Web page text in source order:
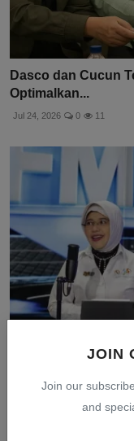
JOIN
Join our
and
Dasco dan Cucun
Optimalkan...
Jul 24, 2026 0 11